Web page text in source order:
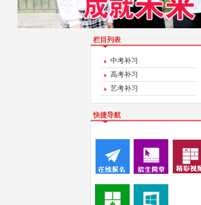
栏目列表
中考补习
高考补习
艺考补习
快捷导航